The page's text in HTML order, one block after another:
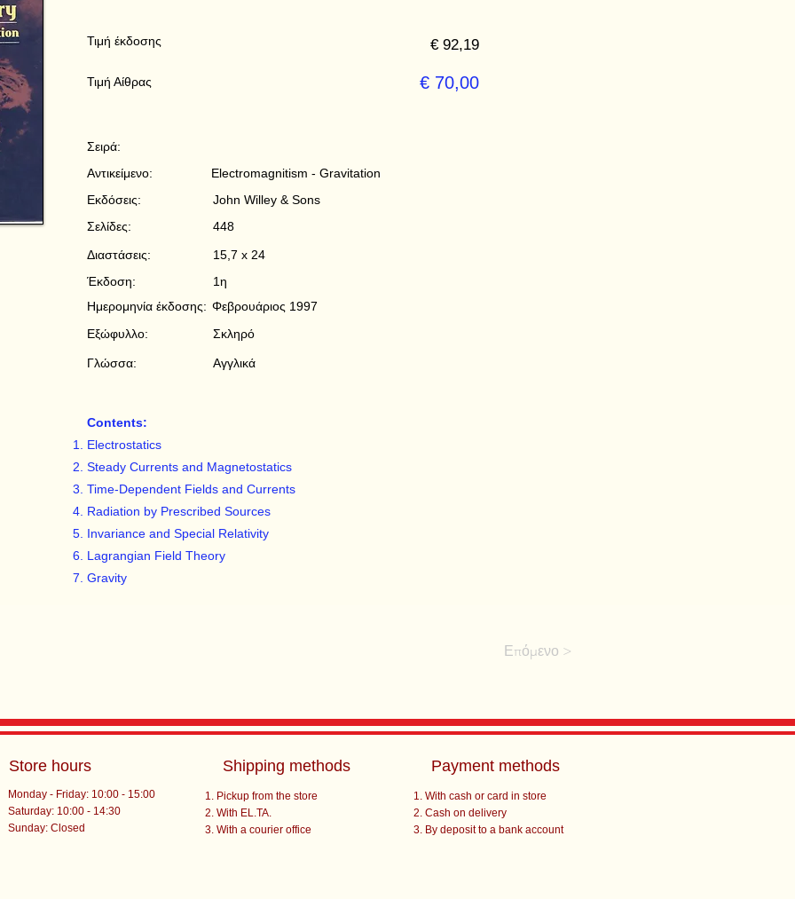
Τιμή έκδοσης
Τιμή Αίθρας
€ 92,19
€ 70,00
Electromagnitism - Gravitation
John Willey & Sons
448
15,7 x 24
1η
Φεβρουάριος 1997
Σκληρό
Αγγλικά
Σειρά:
Αντικείμενο:
Εκδόσεις:
Σελίδες:
Διαστάσεις:
Έκδοση:
Ημερομηνία έκδοσης:
Εξώφυλλο:
Γλώσσα:
Contents:
Electrostatics
Steady Currents and Magnetostatics
Time-Dependent Fields and Currents
Radiation by Prescribed Sources
Invariance and Special Relativity
Lagrangian Field Theory
Gravity
Επόμενο >
Store hours
Monday - Friday: 10:00 - 15:00
Saturday: 10:00 - 14:30
​Sunday: Closed
Shipping methods
Pickup from the store
With EL.TA.
With a courier office
Payment methods
With cash or card in store
Cash on delivery
By deposit to a bank account